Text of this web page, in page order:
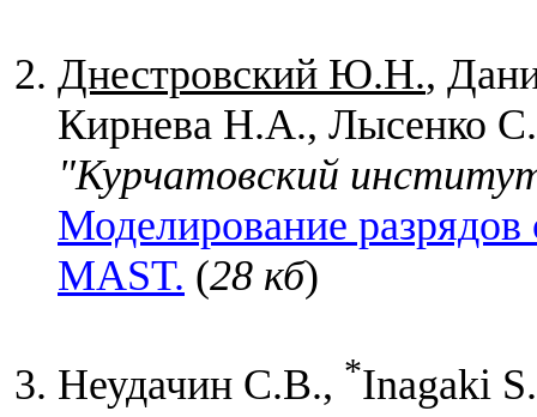
Днестровский Ю.Н.,
Кирнева Н.А., Лысенко
"Курчатовский
Моделирование
MAST. (28 кб)
Неудачин С.В., *Inagaki